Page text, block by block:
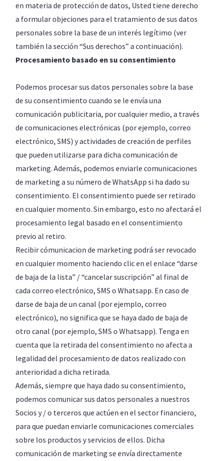
en materia de protección de datos, Usted tiene derecho
a formular objeciones para el tratamiento de sus datos
personales sobre la base de un interés legítimo (ver
también la sección “Sus derechos” a continuación).
Procesamiento basado en su consentimiento
Podemos procesar sus datos personales sobre la base
de su consentimiento cuando se le envía una
comunicación publicitaria, por cualquier medio, a través
de comunicaciones electrónicas (por ejemplo, correo
electrónico, SMS) y actividades de creación de perfiles
que pueden utilizarse para dicha comunicación de
marketing. Además, podemos enviarle comunicaciones
de marketing a su número de WhatsApp si ha dado su
consentimiento. El consentimiento puede ser retirado
en cualquier momento. Sin embargo, esto no afectará el
procesamiento legal basado en el consentimiento
previo al retiro.
Recibir cómunicacion de marketing podrá ser revocado
en cualquier momento haciendo clic en el enlace “darse
de baja de la lista” / “cancelar suscripción” al final de
cada correo electrónico, SMS o Whatsapp. En caso de
darse de baja de un canal (por ejemplo, correo
electrónico), no significa que se haya dado de baja de
otro canal (por ejemplo, SMS o Whatsapp). Tenga en
cuenta que la retirada del consentimiento no afecta a
legalidad del procesamiento de datos realizado con
anterioridad a dicha retirada.
Además, siempre que haya dado su consentimiento,
podemos comunicar sus datos personales a nuestros
Socios y / o terceros que actúen en el sector financiero,
para que puedan enviarle comunicaciones comerciales
sobre los productos y servicios de ellos. Dicha
comunicación de marketing se envía directamente